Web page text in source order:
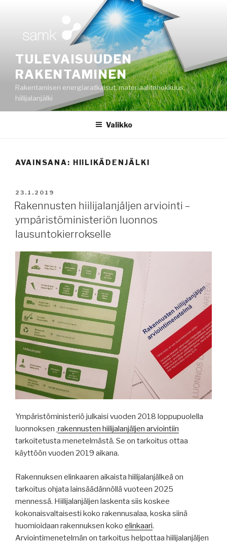
TULEVAISUUDEN
RAKENTAMINEN
Rakentamisen energiaratkaisut, materiaalitehokkuus,
hiilijalanjälki
Valikko
AVAINSANA: HIILIKÄDENJÄLKI
JULKAISTU
23.1.2019
Rakennusten hiilijalanjäljen arviointi –
ympäristöministeriön luonnos
lausuntokierrokselle
Ympäristöministeriö julkaisi vuoden 2018 loppupuolella
luonnoksen rakennusten hiilijalanjäljen arviointiin
tarkoitetusta menetelmästä. Se on tarkoitus ottaa
käyttöön vuoden 2019 aikana.
Rakennuksen elinkaaren aikaista hiilijalanjälkeä on
tarkoitus ohjata lainsäädännöllä vuoteen 2025
mennessä. Hiilijalanjäljen laskenta siis koskee
kokonaisvaltaisesti koko rakennusalaa, koska siinä
huomioidaan rakennuksen koko elinkaari.
Arviointimenetelmän on tarkoitus helpottaa hiilijalanjäljen